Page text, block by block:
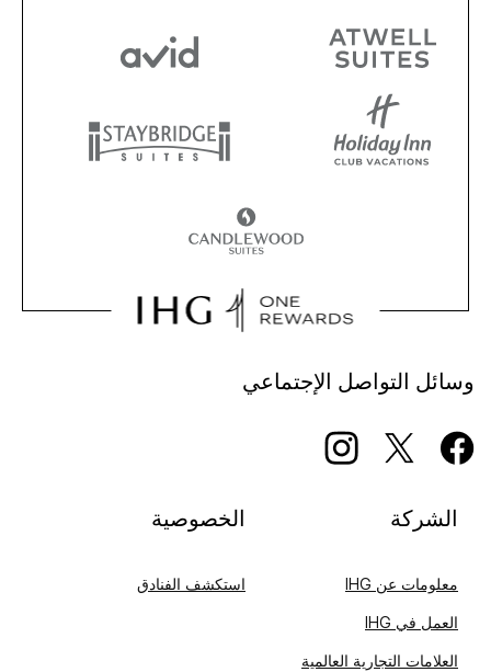
وسائل التواصل الإجتماعي
الشركة
معلومات عن IHG
العمل في IHG
العلامات التجارية العالمية
الخصوصية
استكشف الفنادق